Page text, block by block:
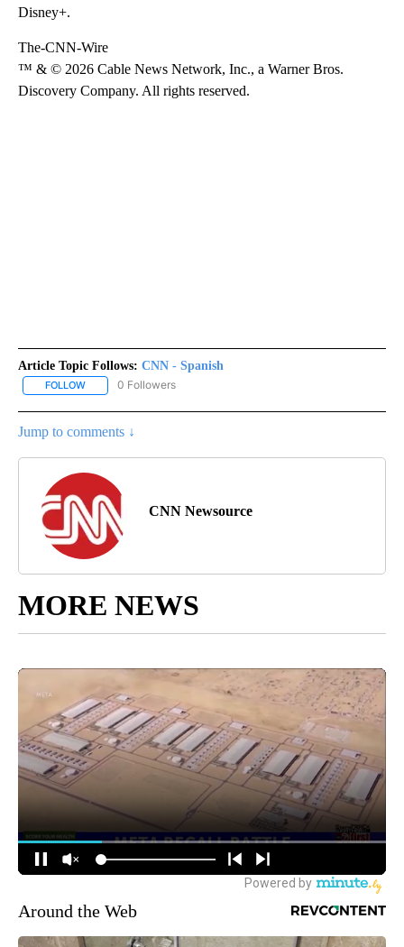
Disney+.
The-CNN-Wire
™ & © 2026 Cable News Network, Inc., a Warner Bros.
Discovery Company. All rights reserved.
Article Topic Follows: CNN - Spanish
FOLLOW FOLLOW "CNN - SPANISH" TO RECEIVE NOTIFICATIONS ABOUT
0 Followers
Jump to comments ↓
CNN Newsource
MORE NEWS
Around the Web